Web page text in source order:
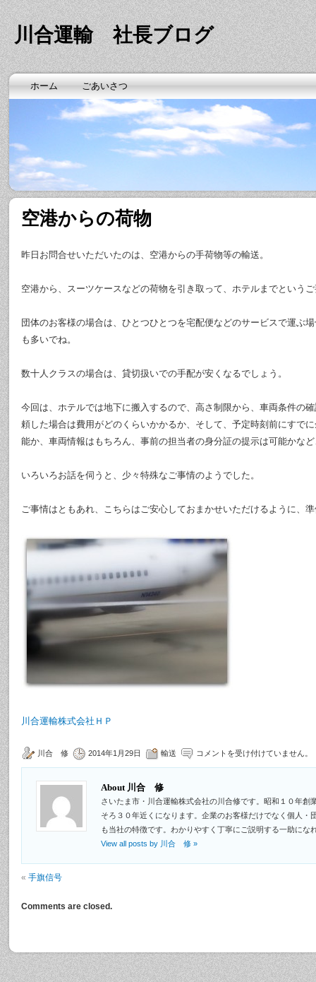
川合運輸 社長ブログ
ホーム ごあいさつ
空港からの荷物
昨日お問合せいただいたのは、空港からの手荷物等の輸送。
空港から、スーツケースなどの荷物を引き取って、ホテルまでという
団体のお客様の場合は、ひとつひとつを宅配便などのサービスで運ぶ
も多いでね。
数十人クラスの場合は、貸切扱いでの手配が安くなるでしょう。
今回は、ホテルでは地下に搬入するので、高さ制限から、車両条件の
頼した場合は費用がどのくらいかかるか、そして、予定時刻前にすで
能か、車両情報はもちろん、事前の担当者の身分証の提示は可能かな
いろいろお話を伺うと、少々特殊なご事情のようでした。
ご事情はともあれ、こちらはご安心しておまかせいただけるように、
川合運輸株式会社ＨＰ
川合 修 2014年1月29日 輸送 コメントを受け付けていません。
About 川合 修
さいたま市・川合運輸株式会社の川合修です。昭和１０年創
そろ３０年近くになります。企業のお客様だけでなく個人・
も当社の特徴です。わかりやすく丁寧にご説明する一助にな
View all posts by 川合 修 »
« 手旗信号
Comments are closed.